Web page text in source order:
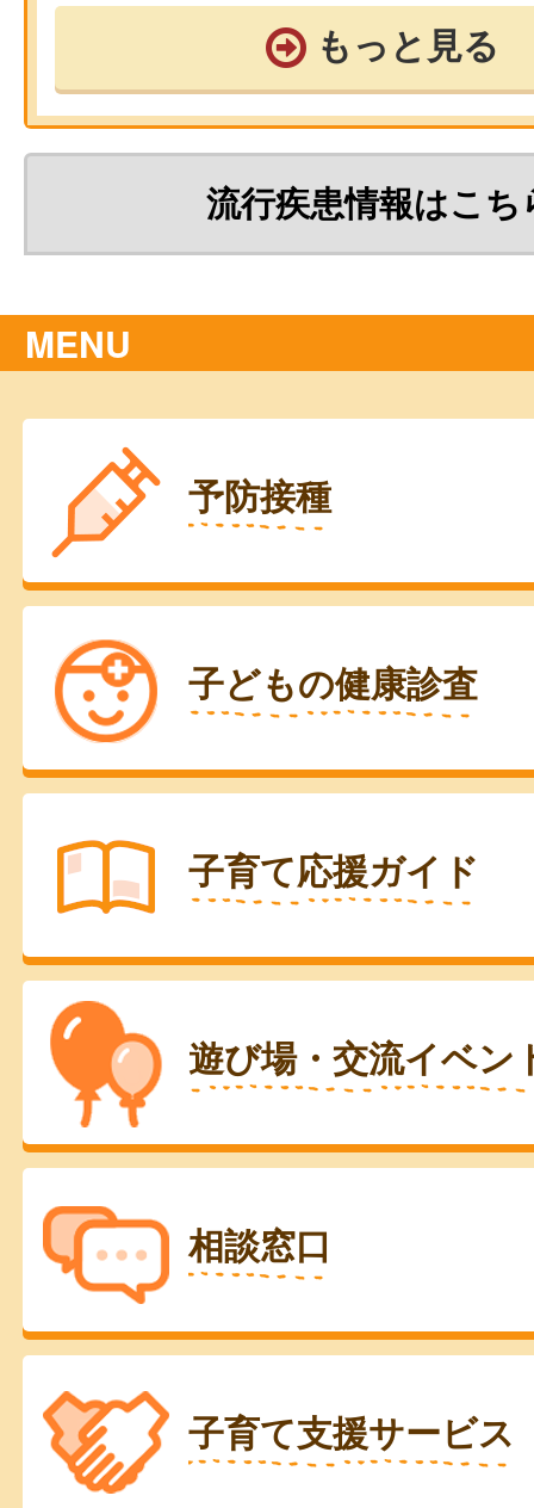
もっと見る
流行疾患情報はこち
MENU
予防接種
子どもの健康診査
子育て応援ガイド
遊び場・交流イベン
相談窓口
子育て支援サービス